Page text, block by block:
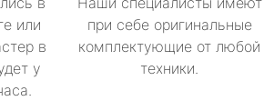
или
в
у
при себе оригинальные
комплектующие от любой
техники.